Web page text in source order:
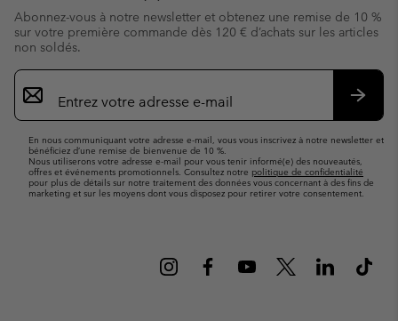
Abonnez-vous à notre newsletter et obtenez une remise de 10 %
sur votre première commande dès 120 € d’achats sur les articles
non soldés.
Inscription
par
e-
En nous communiquant votre adresse e-mail, vous vous inscrivez à notre newsletter et
bénéficiez d’une remise de bienvenue de 10 %.
Nous utiliserons votre adresse e-mail pour vous tenir informé(e) des nouveautés,
offres et événements promotionnels. Consultez notre politique de confidentialité
pour plus de détails sur notre traitement des données vous concernant à des fins de
marketing et sur les moyens dont vous disposez pour retirer votre consentement.